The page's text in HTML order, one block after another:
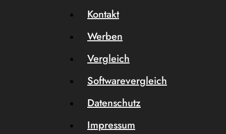
Kontakt
Werben
Vergleich
Softwarevergleich
Datenschutz
Impressum